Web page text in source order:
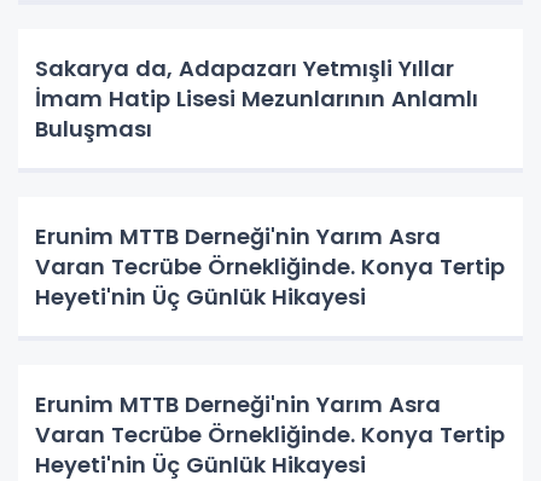
Sakarya da, Adapazarı Yetmışli Yıllar
İmam Hatip Lisesi Mezunlarının Anlamlı
Buluşması
Erunim MTTB Derneği'nin Yarım Asra
Varan Tecrübe Örnekliğinde. Konya Tertip
Heyeti'nin Üç Günlük Hikayesi
Erunim MTTB Derneği'nin Yarım Asra
Varan Tecrübe Örnekliğinde. Konya Tertip
Heyeti'nin Üç Günlük Hikayesi